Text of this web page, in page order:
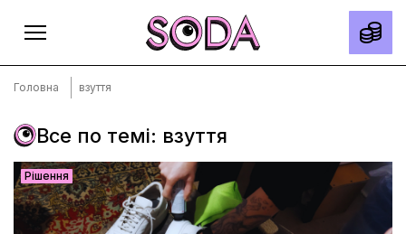
Головна
Тексти
Спецпроєкти
Головна взуття
Все по темі: взуття
Рішення